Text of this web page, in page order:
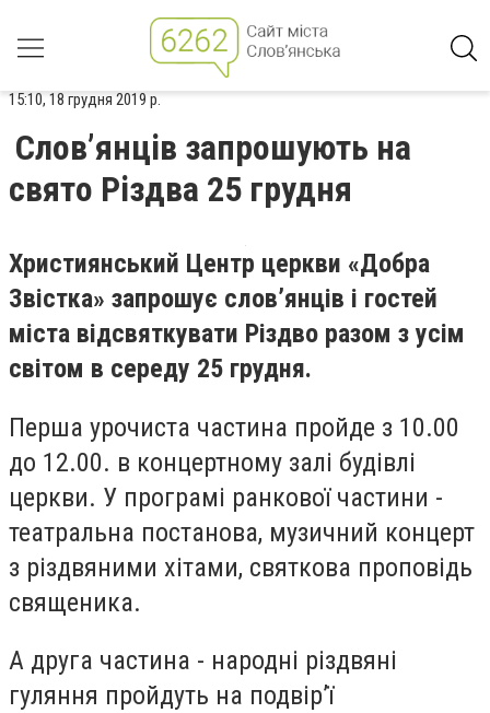
15:10, 18 грудня 2019 р.
Слов’янців запрошують на
свято Різдва 25 грудня
Християнський Центр церкви «Добра
Звістка» запрошує слов’янців і гостей
міста відсвяткувати Різдво разом з усім
світом в середу 25 грудня.
Перша урочиста частина пройде з 10.00
до 12.00. в концертному залі будівлі
церкви. У програмі ранкової частини -
театральна постанова, музичний концерт
з різдвяними хітами, святкова проповідь
священика.
А друга частина - народні різдвяні
гуляння пройдуть на подвір’ї